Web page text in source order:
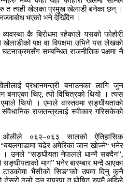
त त्यही खेलका प्रमुख खेलाडी बनेका छन् ।
भएको भने देखिँदैन ।
व्यवस्था कै बिरोधमा रहेकाले यसको फोहोरी
पक्ष वा विपक्षमा उभिने यस लेखको
सम्बन्धित राजनीतिक पक्षमा नै
प्रधानमन्त्री बनाउनका लागि जुन
बनाएका थिए, त्यो विचित्रको थियो । त्यस
एमाले थियो । एमाले वास्तवमा सङ्घीयताको
संवैधानिक राजतन्त्रलाई स्वीकार गरिसकेको
ओलीले ०६२–०६३ सालको ऐतिहासिक
चढेर अमेरिका जान खोज्ने“ भनेर
उनले “सङ्घीयता नेपालले धान्नै सक्दैन”,
सङ्घीयताको माग” भनेर बारम्बार भन्दै आएका
भैंसीको सिङ”को उपमा दिनु कुनै